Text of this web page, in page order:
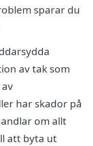
sparar du
av tak som
har skador på
om allt
att byta ut